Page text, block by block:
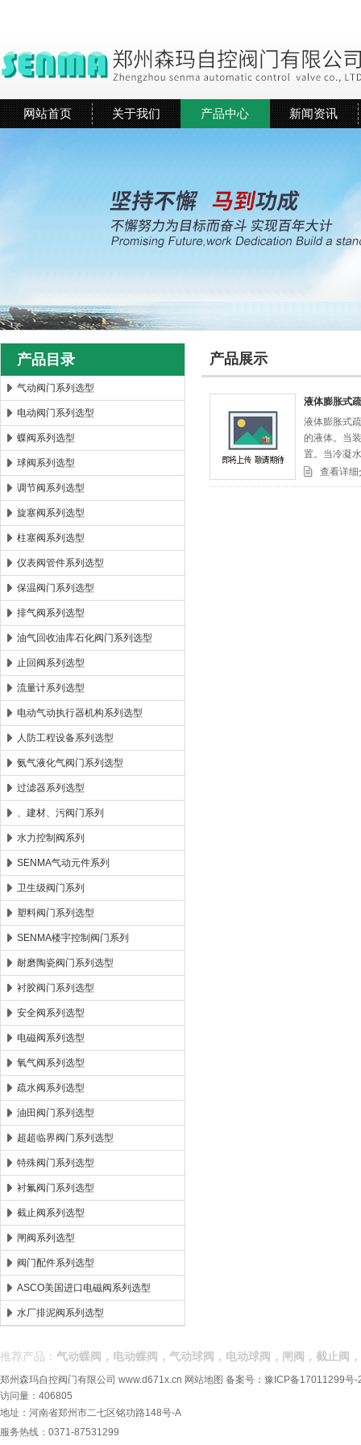
郑州森玛自控阀门有限公司
网站首页 关于我们 产品中心 新闻资讯
产品目录
气动阀门系列选型
电动阀门系列选型
蝶阀系列选型
球阀系列选型
调节阀系列选型
旋塞阀系列选型
柱塞阀系列选型
仪表阀管件系列选型
保温阀门系列选型
排气阀系列选型
油气回收油库石化阀门系列选型
止回阀系列选型
流量计系列选型
电动气动执行器机构系列选型
人防工程设备系列选型
氨气液化气阀门系列选型
过滤器系列选型
、建材、污阀门系列
水力控制阀系列
SENMA气动元件系列
卫生级阀门系列
塑料阀门系列选型
SENMA楼宇控制阀门系列
耐磨陶瓷阀门系列选型
衬胶阀门系列选型
安全阀系列选型
电磁阀系列选型
氧气阀系列选型
疏水阀系列选型
油田阀门系列选型
超超临界阀门系列选型
特殊阀门系列选型
衬氟阀门系列选型
截止阀系列选型
闸阀系列选型
阀门配件系列选型
ASCO美国进口电磁阀系列选型
水厂排泥阀系列选型
产品展示
液体膨胀式
液体膨胀式
的液体。当
置。当冷凝
冷凝水达到
查看详细
推荐产品： 气动蝶阀，电动蝶阀，气动球阀，电动球阀，闸阀，截止阀
郑州森玛自控阀门有限公司 www.d671x.cn 网站地图 备案号： 豫ICP备17011299号-
访问量：406805
地址：河南省郑州市二七区铭功路148号-A
服务热线：0371-87531299